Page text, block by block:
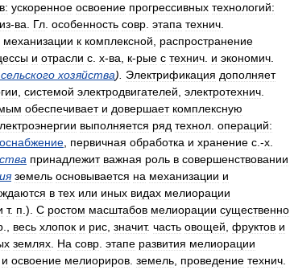
ускоренное освоение прогрессивных технологий:
-ва Гл особенность совр этапа технич
механизации к комплексной
распространение
и отрасли с х-ва к-рые с технич и экономич
сельского хозяйства). Электрификация дополняет
системой электродвигателей электротехнич
обеспечивает и довершает комплексную
выполняется ряд технол операций:
первичная обработка и хранение с .-х
принадлежит важная роль в совершенствовании
земель основывается на механизации и
в тех или иных видах мелиорации
т. п .). С ростом масштабов мелиорации существенно
весь хлопок и рис значит. часть овощей фруктов и
землях На совр этапе развития мелиорации
и освоение мелиориров земель проведение технич